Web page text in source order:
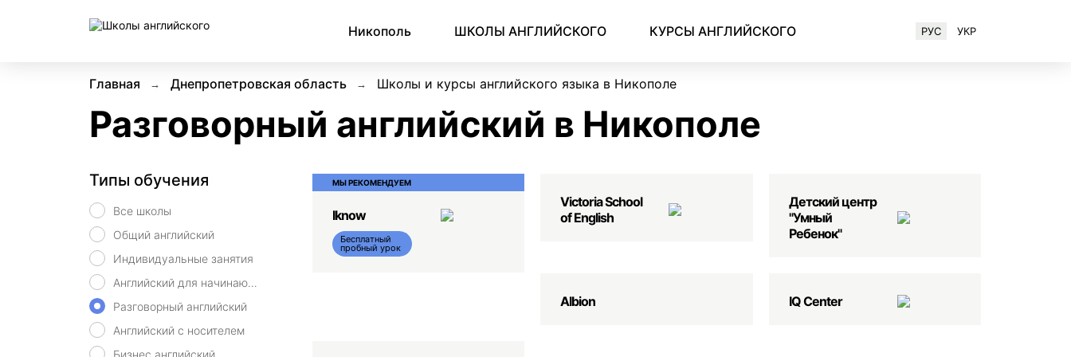
РУС УКР
Никополь ШКОЛЫ АНГЛИЙСКОГО КУРСЫ АНГЛИЙСКОГО
Главная Днепропетровская область Школы и курсы английского языка в Никополе
Разговорный английский в Никополе
Типы обучения
Все школы
Общий английский
Индивидуальные занятия
Английский для начинающих
Разговорный английский
Английский с носителем
Бизнес английский
МЫ РЕКОМЕНДУЕМ
Iknow
Бесплатный
пробный урок
Victoria School
of English
Детский центр
"Умный
Ребенок"
Albion IQ Center